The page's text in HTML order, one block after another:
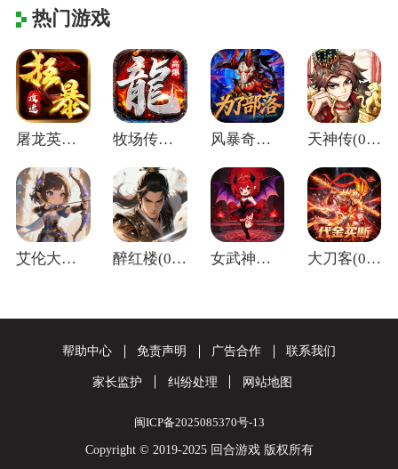
热门游戏
屠龙英雄(神魔狂暴攻速单职) 牧场传奇(终身红包免费版) 风暴奇兵(0.05折万元真充) 天神传(0.1折苍穹神武三国)
艾伦大陆(0.05折十二国记) 醉红楼(0.05折一剑无敌) 女武神之剑(0.1折天使之剑) 大刀客(0.05折绝情一刀买断版)
帮助中心 免责声明 广告合作 联系我们
家长监护 纠纷处理 网站地图
闽ICP备2025085370号-13
Copyright © 2019-2025 回合游戏 版权所有